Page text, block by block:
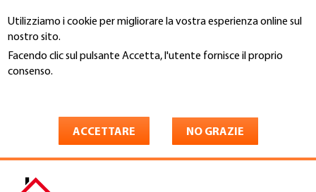
Utilizziamo i cookie per migliorare la vostra esperienza online sul
nostro sito.
Facendo clic sul pulsante Accetta, l'utente fornisce il proprio
consenso.
ACCETTARE NO GRAZIE
al
contenuto
principale
You
/Gerüstbau / Spenglerei